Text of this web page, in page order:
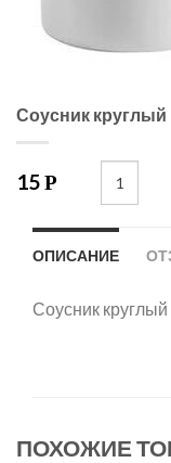
Соусник
15Р
ОПИСАНИЕ
Соусник
ПОХОЖИЕ